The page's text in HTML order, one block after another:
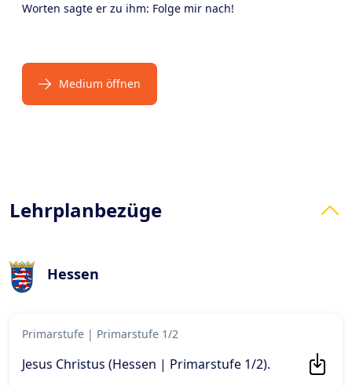
Worten sagte er zu ihm: Folge mir nach!
Medium öffnen
Products
Lehrplanbezüge
Hessen
Primarstufe | Primarstufe 1/2
Jesus Christus (Hessen | Primarstufe 1/2).